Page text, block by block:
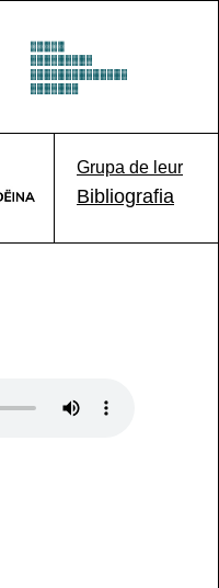
Grupa de leur
Bibliografia